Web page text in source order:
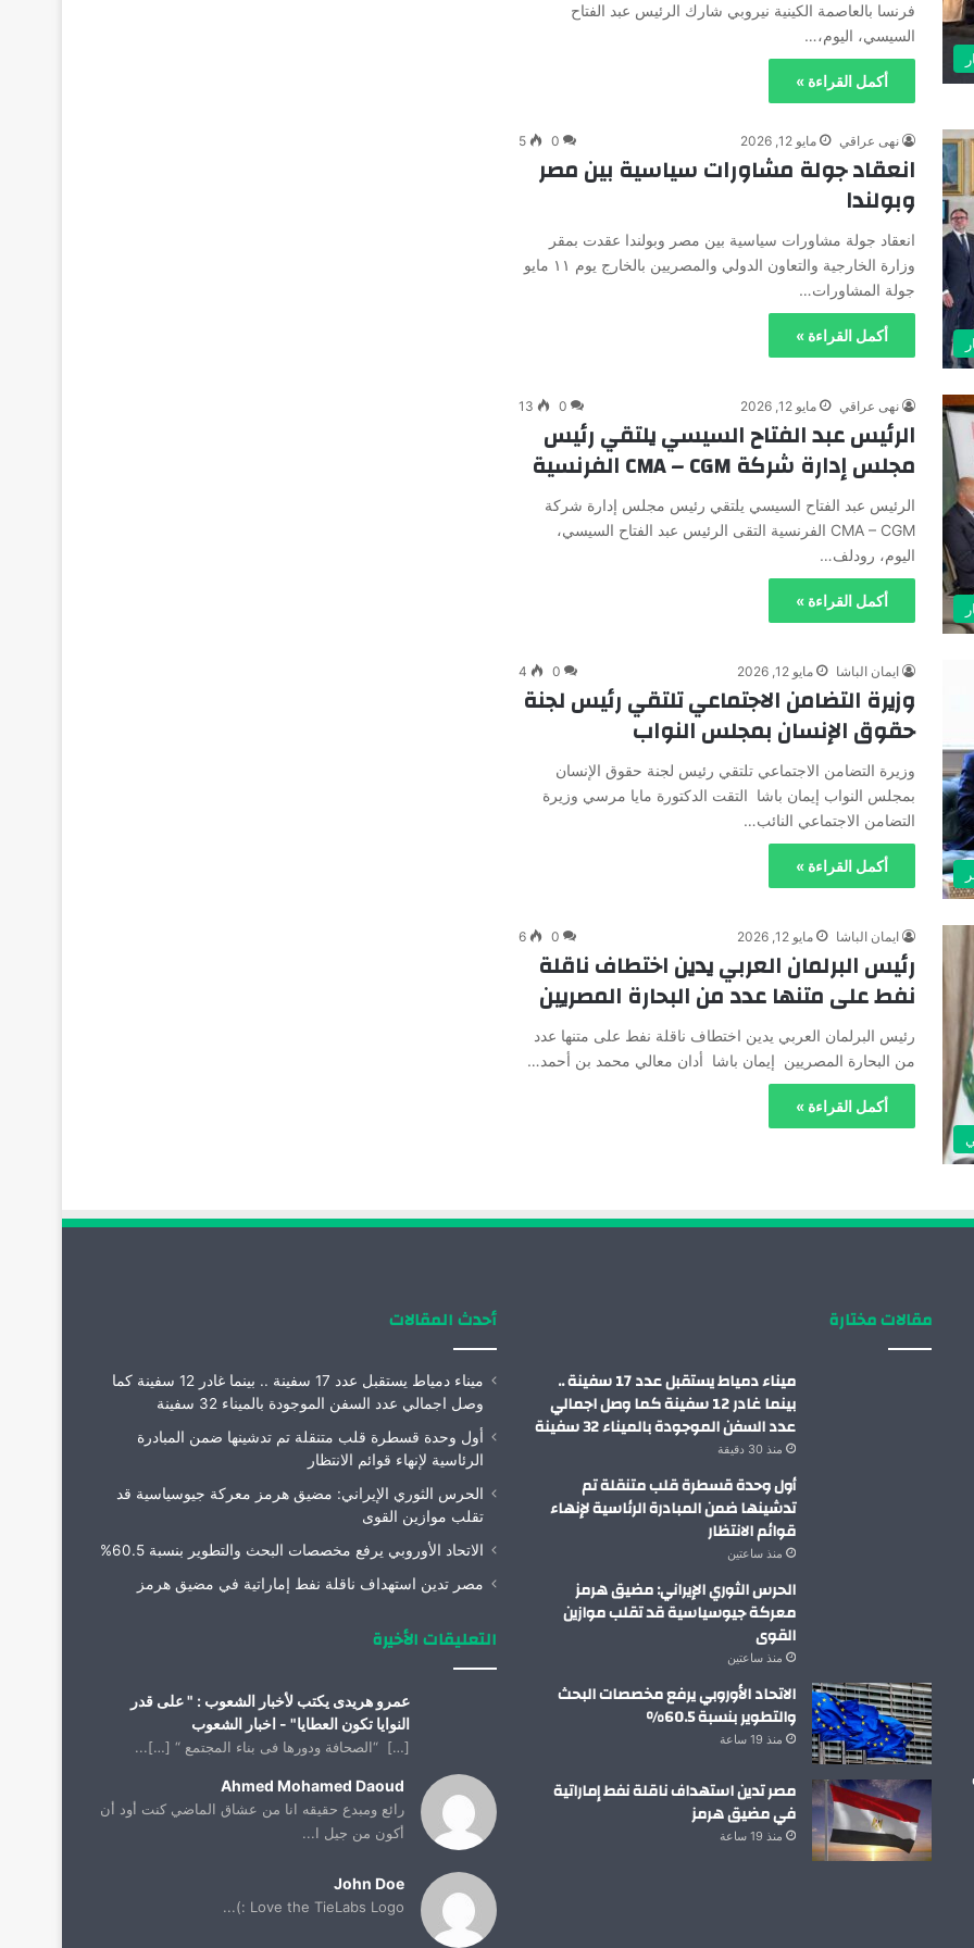
فرنسا بالعاصمة الكينية نيروبي شارك الرئيس عبد الفتاح
السيسي، اليوم،…
أكمل القراءة »
نهى عراقي مايو 12, 2026 0
5
انعقاد جولة مشاورات سياسية بين مصر
وبولندا
انعقاد جولة مشاورات سياسية بين مصر وبولندا عقدت بمقر
وزارة الخارجية والتعاون الدولي والمصريين بالخارج يوم ١١ مايو
جولة المشاورات…
أكمل القراءة »
نهى عراقي مايو 12, 2026 0
13
الرئيس عبد الفتاح السيسي يلتقي رئيس
مجلس إدارة شركة CMA – CGM الفرنسية
الرئيس عبد الفتاح السيسي يلتقي رئيس مجلس إدارة شركة
CMA – CGM الفرنسية التقى الرئيس عبد الفتاح السيسي،
اليوم، رودلف…
أكمل القراءة »
ايمان الباشا مايو 12, 2026 0
4
وزيرة التضامن الاجتماعي تلتقي رئيس لجنة
حقوق الإنسان بمجلس النواب
وزيرة التضامن الاجتماعي تلتقي رئيس لجنة حقوق الإنسان
بمجلس النواب إيمان باشا التقت الدكتورة مايا مرسي وزيرة
التضامن الاجتماعي النائب…
أكمل القراءة »
ايمان الباشا مايو 12, 2026 0
6
رئيس البرلمان العربي يدين اختطاف ناقلة
نفط على متنها عدد من البحارة المصريين
رئيس البرلمان العربي يدين اختطاف ناقلة نفط على متنها عدد
من البحارة المصريين إيمان باشا أدان معالي محمد بن أحمد…
أكمل القراءة »
مقالات مختارة
ميناء دمياط يستقبل عدد 17 سفينة ..
بينما غادر 12 سفينة كما وصل اجمالي
عدد السفن الموجودة بالميناء 32 سفينة
منذ 30 دقيقة
أول وحدة قسطرة قلب متنقلة تم
تدشينها ضمن المبادرة الرئاسية لإنهاء
قوائم الانتظار
منذ ساعتين
الحرس الثوري الإيراني: مضيق هرمز
معركة جيوسياسية قد تقلب موازين
القوى
منذ ساعتين
الاتحاد الأوروبي يرفع مخصصات البحث
والتطوير بنسبة 60.5%
منذ 19 ساعة
مصر تدين استهداف ناقلة نفط إماراتية
في مضيق هرمز
منذ 19 ساعة
أحدث المقالات
ميناء دمياط يستقبل عدد 17 سفينة .. بينما غادر 12 سفينة كما
وصل اجمالي عدد السفن الموجودة بالميناء 32 سفينة
أول وحدة قسطرة قلب متنقلة تم تدشينها ضمن المبادرة
الرئاسية لإنهاء قوائم الانتظار
الحرس الثوري الإيراني: مضيق هرمز معركة جيوسياسية قد
تقلب موازين القوى
الاتحاد الأوروبي يرفع مخصصات البحث والتطوير بنسبة 60.5%
مصر تدين استهداف ناقلة نفط إماراتية في مضيق هرمز
التعليقات الأخيرة
عمرو هريدى يكتب لأخبار الشعوب : " على قدر
النوايا تكون العطايا" - اخبار الشعوب
[…] “الصحافة ودورها فى بناء المجتمع “ […]...
Ahmed Mohamed Daoud
رائع ومبدع حقيقه انا من عشاق الماضي كنت أود أن
أكون من جيل ا...
John Doe
Love the TieLabs Logo :)...